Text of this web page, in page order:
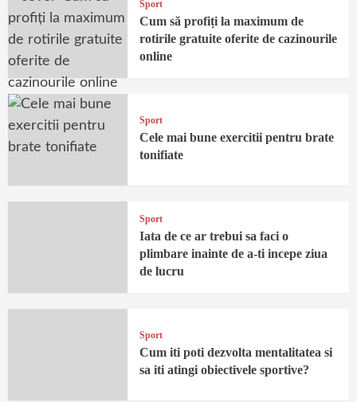
Sport
Cum să profiți la maximum de
rotirile gratuite oferite de cazinourile
online
Sport
Cele mai bune exercitii pentru brate
tonifiate
Sport
Iata de ce ar trebui sa faci o
plimbare inainte de a-ti incepe ziua
de lucru
Sport
Cum iti poti dezvolta mentalitatea si
sa iti atingi obiectivele sportive?